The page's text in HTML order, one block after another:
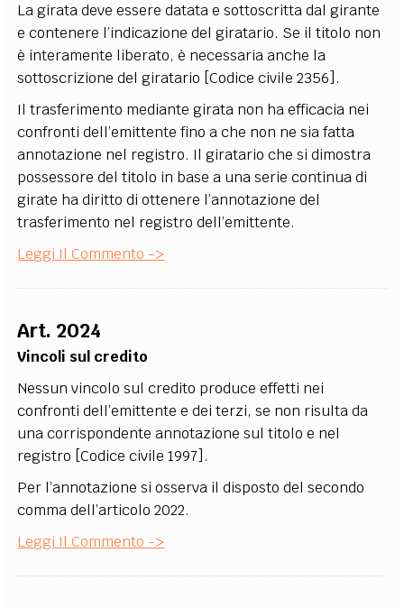
La girata deve essere datata e sottoscritta dal girante
e contenere l’indicazione del giratario. Se il titolo non
è interamente liberato, è necessaria anche la
sottoscrizione del giratario [Codice civile 2356].
Il trasferimento mediante girata non ha efficacia nei
confronti dell’emittente fino a che non ne sia fatta
annotazione nel registro. Il giratario che si dimostra
possessore del titolo in base a una serie continua di
girate ha diritto di ottenere l’annotazione del
trasferimento nel registro dell’emittente.
Leggi Il Commento ->
Art. 2024
Vincoli sul credito
Nessun vincolo sul credito produce effetti nei
confronti dell’emittente e dei terzi, se non risulta da
una corrispondente annotazione sul titolo e nel
registro [Codice civile 1997].
Per l’annotazione si osserva il disposto del secondo
comma dell’articolo 2022.
Leggi Il Commento ->